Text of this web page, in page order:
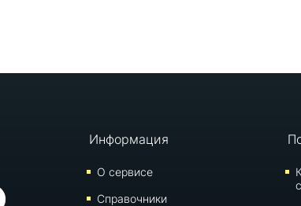
Информация
О сервисе
Справочники